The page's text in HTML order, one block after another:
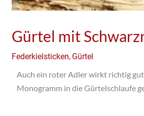
Gürtel mit
Federkielsticken, Gürtel
Auch ein roter Adler wirkt richtig
Monogramm in die Gürtelschlaufe